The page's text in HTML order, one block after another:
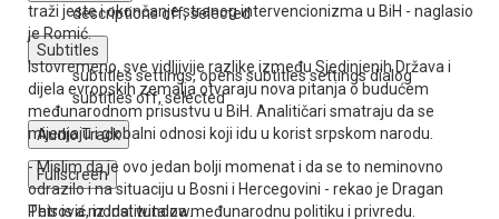
descriptions off, selected
Subtitles
subtitles settings, opens subtitles settings dialog
subtitles off, selected
Audio Track
Fullscreen
This is a modal window.
traži jeste i okončanje stranog intervencionizma u BiH - naglasio
je Romić.
Istovremeno, sve vidljivije razlike između Sjedinjenih Država i
dijela evropskih zemalja otvaraju nova pitanja o budućem
međunarodnom prisustvu u BiH. Analitičari smatraju da se
mijenjaju i globalni odnosi koji idu u korist srpskom narodu.
- Mislim da je ovo jedan bolji momenat i da se to neminovno
odrazilo i na situaciju u Bosni i Hercegovini - rekao je Dragan
Petrović, iz Instituta za međunarodnu politiku i privredu.